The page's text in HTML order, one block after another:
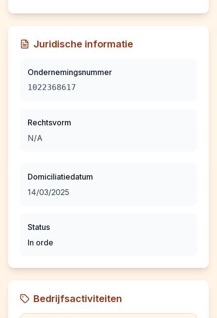
Juridische informatie
Ondernemingsnummer
1022368617
Rechtsvorm
N/A
Domiciliatiedatum
14/03/2025
Status
In orde
Bedrijfsactiviteiten